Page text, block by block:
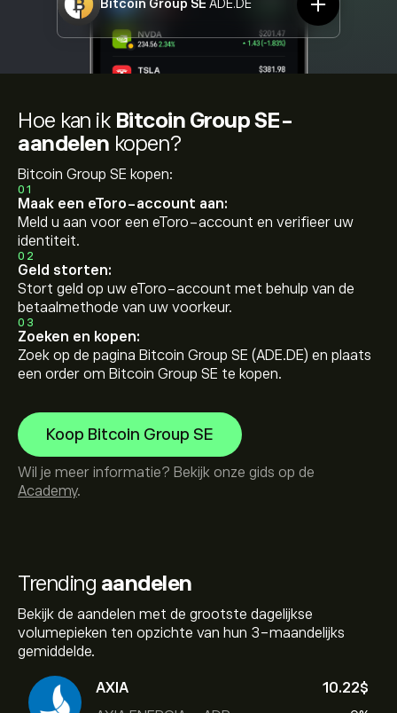
Bitcoin Group SE ADE.DE
Trending aandelen
Bekijk de aandelen met de grootste dagelijkse
volumepieken ten opzichte van hun 3-maandelijks
gemiddelde.
AXIA
10.22‎$‎
Hoe kan ik Bitcoin Group SE-
aandelen kopen?
Bitcoin Group SE kopen:
01
Maak een eToro-account aan:
Meld u aan voor een eToro-account en verifieer uw
identiteit.
02
Geld storten:
Stort geld op uw eToro-account met behulp van de
betaalmethode van uw voorkeur.
03
Zoeken en kopen:
Zoek op de pagina Bitcoin Group SE (ADE.DE) en plaats
een order om Bitcoin Group SE te kopen.
Koop Bitcoin Group SE
Wil je meer informatie? Bekijk onze gids op de
Academy.